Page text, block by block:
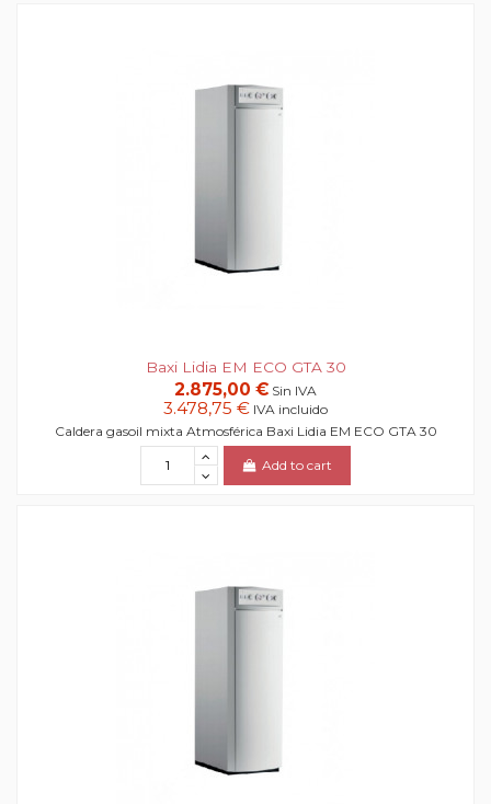
Baxi Lidia EM ECO GTA 30
2.875,00 € Sin IVA
3.478,75 € IVA incluido
Caldera gasoil mixta Atmosférica Baxi Lidia EM ECO GTA 30
Add to cart